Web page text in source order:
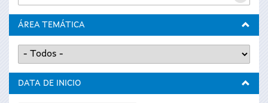
ÁREA TEMÁTICA
DATA DE INICIO